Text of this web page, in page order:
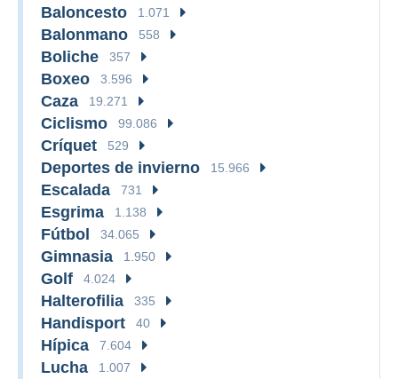
Baloncesto 1.071
Balonmano 558
Boliche 357
Boxeo 3.596
Caza 19.271
Ciclismo 99.086
Críquet 529
Deportes de invierno 15.966
Escalada 731
Esgrima 1.138
Fútbol 34.065
Gimnasia 1.950
Golf 4.024
Halterofilia 335
Handisport 40
Hípica 7.604
Lucha 1.007